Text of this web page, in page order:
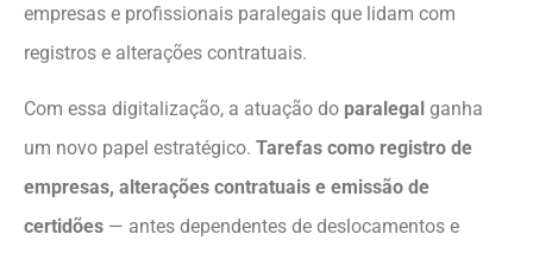
empresas e profissionais paralegais que lidam com
registros e alterações contratuais.
Com essa digitalização, a atuação do paralegal ganha
um novo papel estratégico. Tarefas como registro de
empresas, alterações contratuais e emissão de
certidões — antes dependentes de deslocamentos e